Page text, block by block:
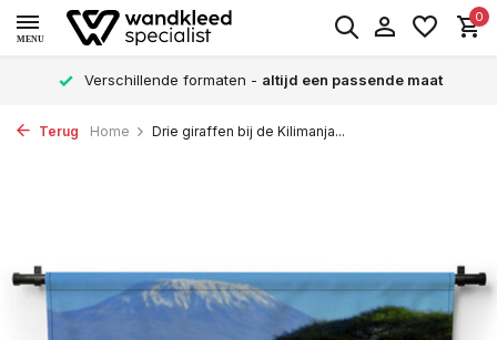
MENU
0
Verschillende formaten - altijd een passende maat
Terug Home Drie giraffen bij de Kilimanja...